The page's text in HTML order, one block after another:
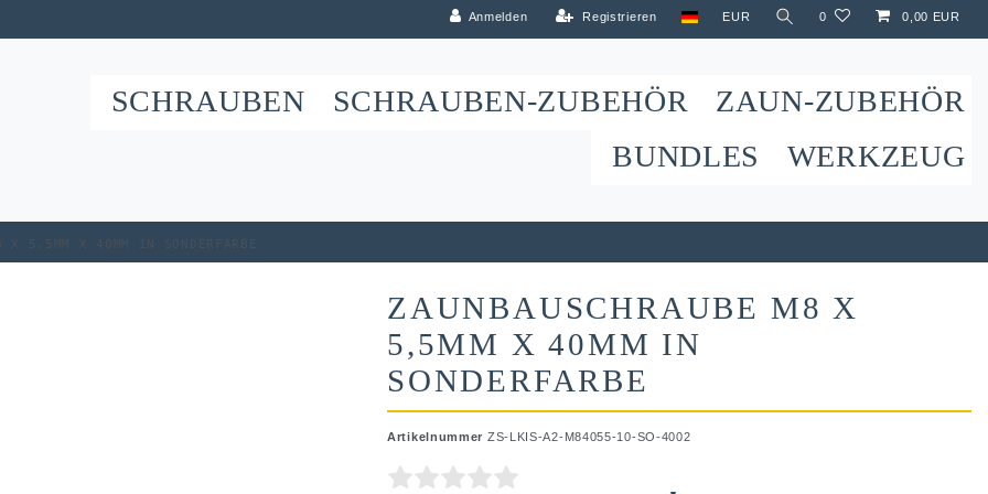
Anmelden Registrieren EUR 0 0,00 EUR
SCHRAUBEN SCHRAUBEN-ZUBEHÖR
ZAUN-ZUBEHÖR
BUNDLES
WERKZEUG
x 5,5mm x 40mm in Sonderfarbe
ZAUNBAUSCHRAUBE M8 X
5,5MM X 40MM IN
SONDERFARBE
Artikelnummer ZS-LKIS-A2-M84055-10-SO-4002